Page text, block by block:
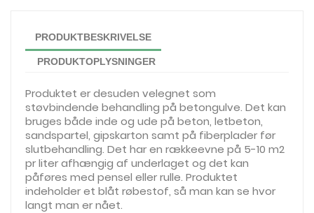
PRODUKTBESKRIVELSE
PRODUKTOPLYSNINGER
Produktet er desuden velegnet som
støvbindende behandling på betongulve. Det kan
bruges både inde og ude på beton, letbeton,
sandspartel, gipskarton samt på fiberplader før
slutbehandling. Det har en rækkeevne på 5-10 m2
pr liter afhængig af underlaget og det kan
påføres med pensel eller rulle. Produktet
indeholder et blåt røbestof, så man kan se hvor
langt man er nået.